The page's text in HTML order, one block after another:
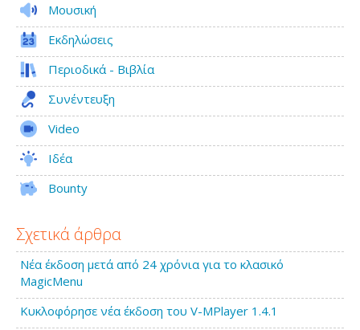
Μουσική
Εκδηλώσεις
Περιοδικά - Βιβλία
Συνέντευξη
Video
Ιδέα
Bounty
Σχετικά άρθρα
Νέα έκδοση μετά από 24 χρόνια για το κλασικό
MagicMenu
Κυκλοφόρησε νέα έκδοση του V-MPlayer 1.4.1